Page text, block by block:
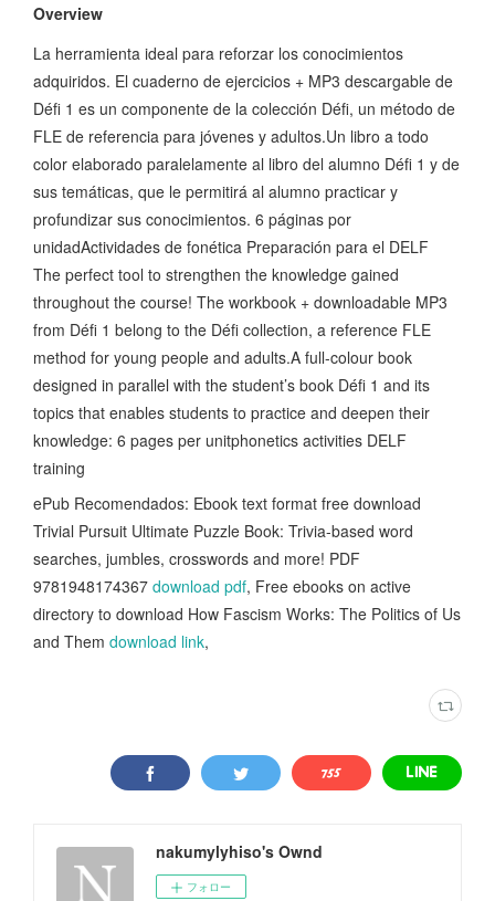
Overview
La herramienta ideal para reforzar los conocimientos
adquiridos. El cuaderno de ejercicios + MP3 descargable de
Défi 1 es un componente de la colección Défi, un método de
FLE de referencia para jóvenes y adultos.Un libro a todo
color elaborado paralelamente al libro del alumno Défi 1 y de
sus temáticas, que le permitirá al alumno practicar y
profundizar sus conocimientos. 6 páginas por
unidadActividades de fonética Preparación para el DELF
The perfect tool to strengthen the knowledge gained
throughout the course! The workbook + downloadable MP3
from Défi 1 belong to the Défi collection, a reference FLE
method for young people and adults.A full-colour book
designed in parallel with the student’s book Défi 1 and its
topics that enables students to practice and deepen their
knowledge: 6 pages per unitphonetics activities DELF
training
ePub Recomendados: Ebook text format free download
Trivial Pursuit Ultimate Puzzle Book: Trivia-based word
searches, jumbles, crosswords and more! PDF
9781948174367 download pdf, Free ebooks on active
directory to download How Fascism Works: The Politics of Us
and Them download link,
nakumylyhiso's Ownd
フォロー